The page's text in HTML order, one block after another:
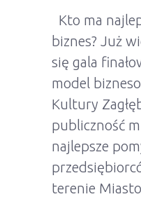
Kto ma
biznes? Już
się gala
model
Kultury
publiczność
najlepsze
terenie